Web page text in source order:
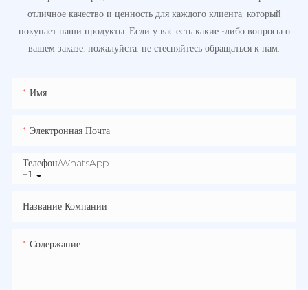
отличное качество и ценность для каждого клиента, который
покупает наши продукты. Если у вас есть какие -либо вопросы о
вашем заказе, пожалуйста, не стесняйтесь обращаться к нам.
Имя
Электронная Почта
+1
Телефон/WhatsApp
Название Компании
Содержание